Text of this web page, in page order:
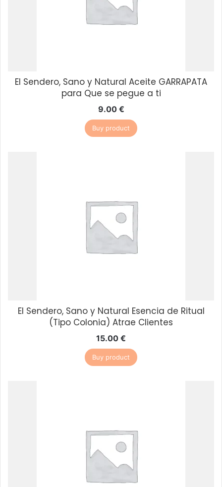
El Sendero, Sano y Natural Aceite GARRAPATA
para Que se pegue a ti
9.00 €
Buy product
El Sendero, Sano y Natural Esencia de Ritual
(Tipo Colonia) Atrae Clientes
15.00 €
Buy product